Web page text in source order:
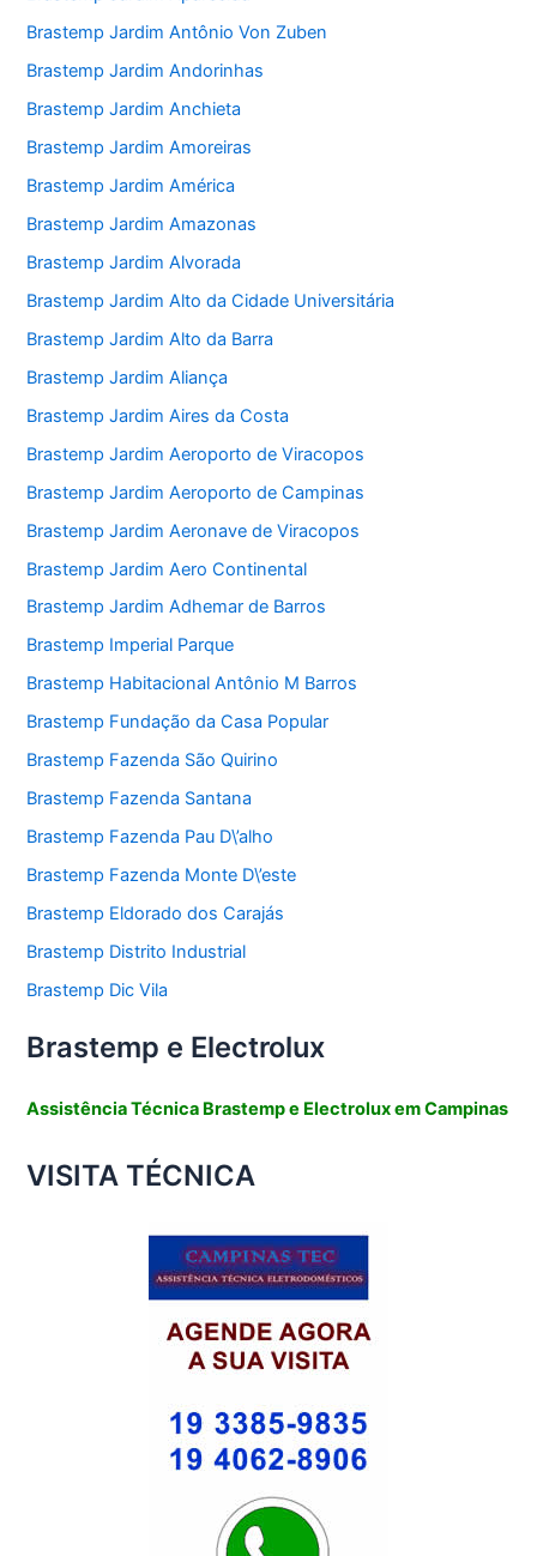
Brastemp Jardim Antônio Von Zuben
Brastemp Jardim Andorinhas
Brastemp Jardim Anchieta
Brastemp Jardim Amoreiras
Brastemp Jardim América
Brastemp Jardim Amazonas
Brastemp Jardim Alvorada
Brastemp Jardim Alto da Cidade Universitária
Brastemp Jardim Alto da Barra
Brastemp Jardim Aliança
Brastemp Jardim Aires da Costa
Brastemp Jardim Aeroporto de Viracopos
Brastemp Jardim Aeroporto de Campinas
Brastemp Jardim Aeronave de Viracopos
Brastemp Jardim Aero Continental
Brastemp Jardim Adhemar de Barros
Brastemp Imperial Parque
Brastemp Habitacional Antônio M Barros
Brastemp Fundação da Casa Popular
Brastemp Fazenda São Quirino
Brastemp Fazenda Santana
Brastemp Fazenda Pau D\’alho
Brastemp Fazenda Monte D\’este
Brastemp Eldorado dos Carajás
Brastemp Distrito Industrial
Brastemp Dic Vila
Brastemp e Electrolux
Assistência Técnica Brastemp e Electrolux em Campinas
VISITA TÉCNICA